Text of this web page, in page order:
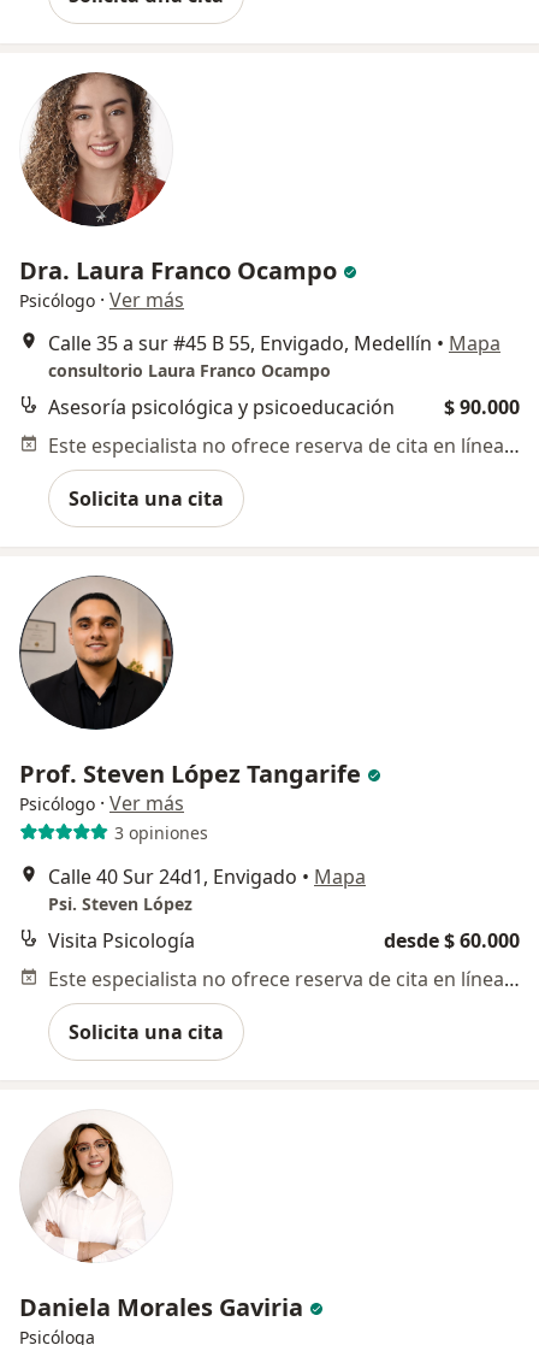
Dra. Laura Franco Ocampo
Psicólogo · Ver más
Calle 35 a sur #45 B 55, Envigado, Medellín • Mapa
consultorio Laura Franco Ocampo
Asesoría psicológica y psicoeducación
$ 90.000
Este especialista no ofrece reserva de cita en línea en esta dirección.
Solicita una cita
Prof. Steven López Tangarife
Psicólogo · Ver más
3 opiniones
Calle 40 Sur 24d1, Envigado • Mapa
Psi. Steven López
Visita Psicología
desde $ 60.000
Este especialista no ofrece reserva de cita en línea en esta dirección.
Solicita una cita
Daniela Morales Gaviria
Psicóloga